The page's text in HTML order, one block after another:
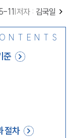
11 저자 : 김국일
준
절차